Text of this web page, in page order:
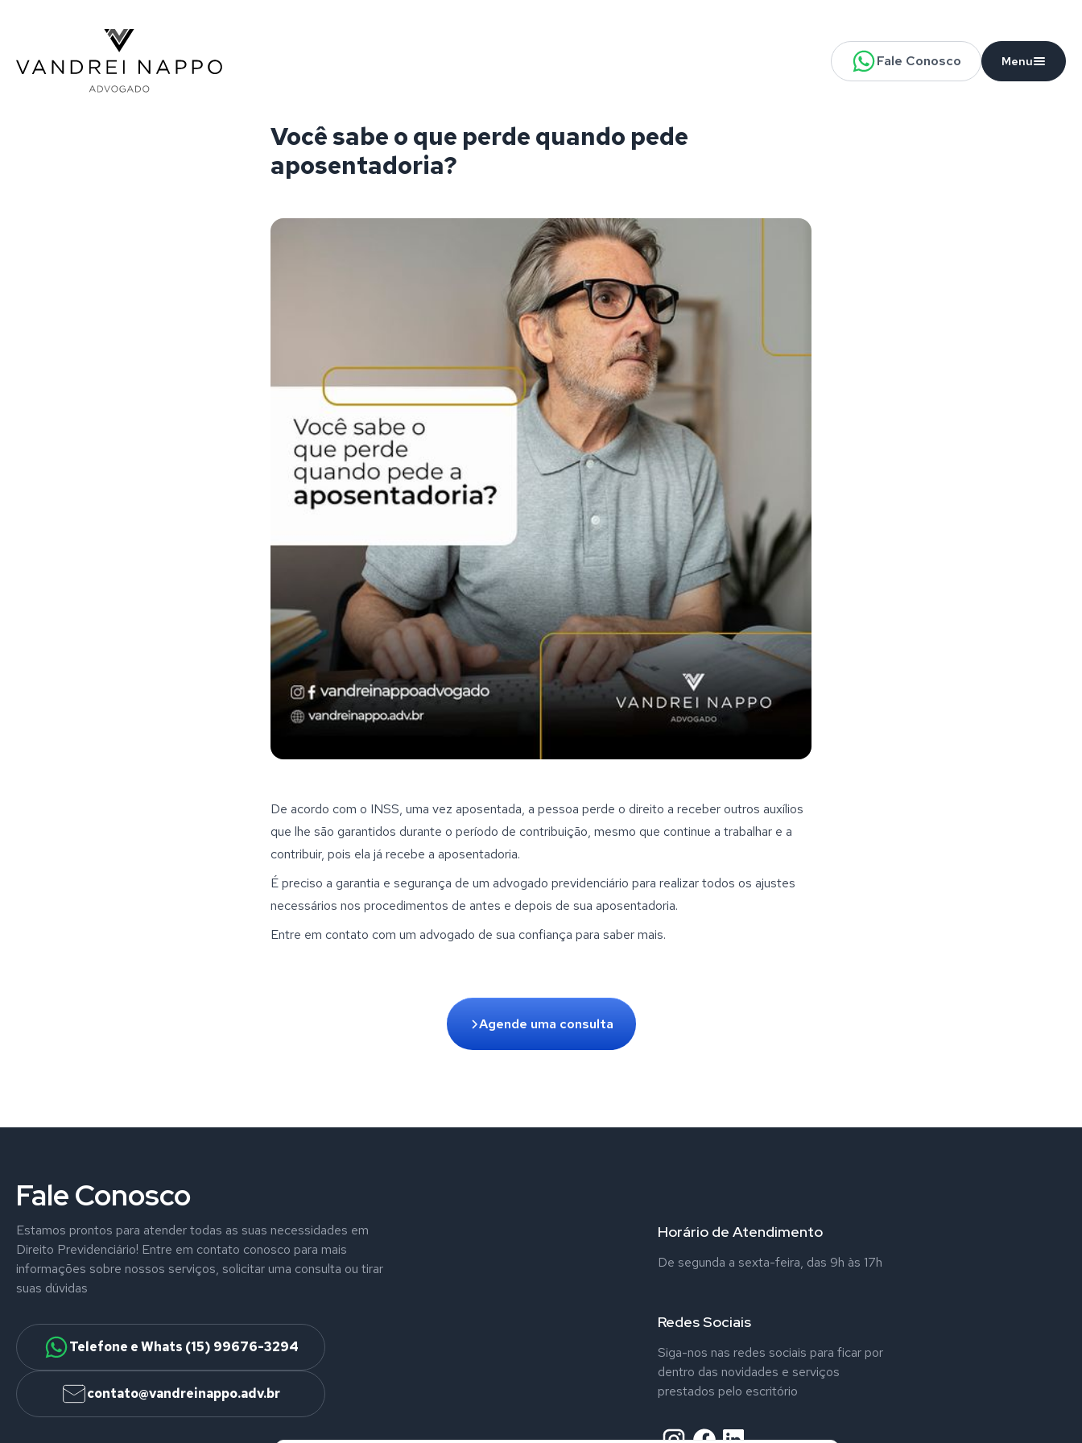
Vandrei Nappo - Advogado
Fale Conosco
Menu
Você sabe o que perde quando pede
aposentadoria?
De acordo com o INSS, uma vez aposentada, a pessoa perde o direito a receber outros auxílios
que lhe são garantidos durante o período de contribuição, mesmo que continue a trabalhar e a
contribuir, pois ela já recebe a aposentadoria.
É preciso a garantia e segurança de um advogado previdenciário para realizar todos os ajustes
necessários nos procedimentos de antes e depois de sua aposentadoria.
Entre em contato com um advogado de sua confiança para saber mais.
Agende uma consulta
Fale Conosco
Estamos prontos para atender todas as suas necessidades em
Direito Previdenciário! Entre em contato conosco para mais
informações sobre nossos serviços, solicitar uma consulta ou tirar
suas dúvidas
Telefone e Whats (15) 99676-3294
contato@vandreinappo.adv.br
Horário de Atendimento
De segunda a sexta-feira, das 9h às 17h
Redes Sociais
Siga-nos nas redes sociais para ficar por
dentro das novidades e serviços
prestados pelo escritório